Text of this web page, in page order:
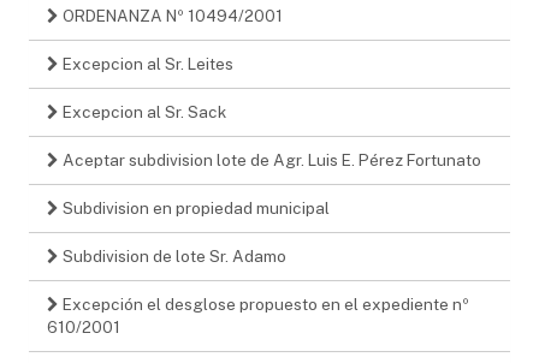
ORDENANZA Nº 10494/2001
Excepcion al Sr. Leites
Excepcion al Sr. Sack
Aceptar subdivision lote de Agr. Luis E. Pérez Fortunato
Subdivision en propiedad municipal
Subdivision de lote Sr. Adamo
Excepción el desglose propuesto en el expediente nº
610/2001